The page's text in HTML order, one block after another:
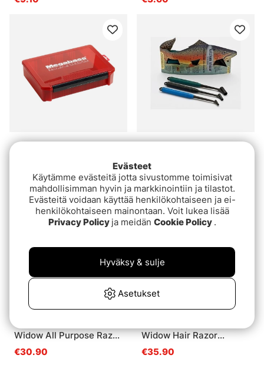
Megabass Lunker Lunch
€21.90
€29.90
Widow All Purpose Razor
Scissor 4'' Bent Shaft
Black and Red
€30.90
Widow Hair Razor
Scissor 4-1/2'' Bent
Shaft Black and Red
€35.90
Evästeet
Käytämme evästeitä jotta sivustomme toimisivat
mahdollisimman hyvin ja markkinointiin ja tilastot.
Evästeitä voidaan käyttää henkilökohtaiseen ja ei-
henkilökohtaiseen mainontaan. Voit lukea lisää
Privacy Policy ja meidän Cookie Policy .
Asetukset
Hyväksy & sulje